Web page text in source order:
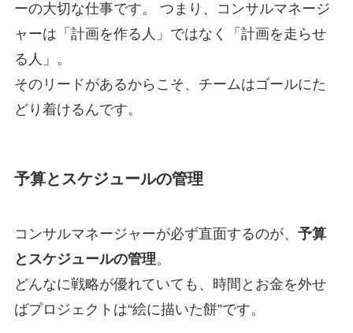
ーの大切な仕事です。 つまり、コンサルマネージ
ャーは「計画を作る人」ではなく「計画を走らせ
る人」。
そのリードがあるからこそ、チームはゴールにた
どり着けるんです。
予算とスケジュールの管理
コンサルマネージャーが必ず直面するのが、 予算
とスケジュールの管理。
どんなに戦略が優れていても、時間とお金を外せ
ばプロジェクトは“絵に描いた餅”です。